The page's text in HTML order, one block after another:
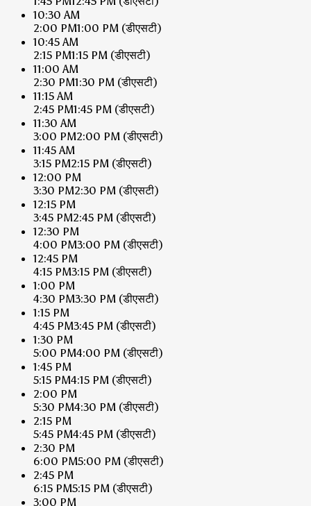
10:30 AM
2:00 PM1:00 PM (डीएसटी)
10:45 AM
2:15 PM1:15 PM (डीएसटी)
11:00 AM
2:30 PM1:30 PM (डीएसटी)
11:15 AM
2:45 PM1:45 PM (डीएसटी)
11:30 AM
3:00 PM2:00 PM (डीएसटी)
11:45 AM
3:15 PM2:15 PM (डीएसटी)
12:00 PM
3:30 PM2:30 PM (डीएसटी)
12:15 PM
3:45 PM2:45 PM (डीएसटी)
12:30 PM
4:00 PM3:00 PM (डीएसटी)
12:45 PM
4:15 PM3:15 PM (डीएसटी)
1:00 PM
4:30 PM3:30 PM (डीएसटी)
1:15 PM
4:45 PM3:45 PM (डीएसटी)
1:30 PM
5:00 PM4:00 PM (डीएसटी)
1:45 PM
5:15 PM4:15 PM (डीएसटी)
2:00 PM
5:30 PM4:30 PM (डीएसटी)
2:15 PM
5:45 PM4:45 PM (डीएसटी)
2:30 PM
6:00 PM5:00 PM (डीएसटी)
2:45 PM
6:15 PM5:15 PM (डीएसटी)
3:00 PM